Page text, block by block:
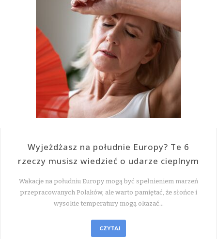
Wyjeżdżasz na południe Europy? Te 6
rzeczy musisz wiedzieć o udarze cieplnym
Wakacje na południu Europy mogą być spełnieniem marzeń
przepracowanych Polaków, ale warto pamiętać, że słońce i
wysokie temperatury mogą okazać…
CZYTAJ